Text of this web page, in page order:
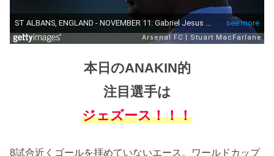
本日のANAKIN的
注目選手は
ジェズース！！！
8試合近くゴールを拝めていないエース。ワールドカップ